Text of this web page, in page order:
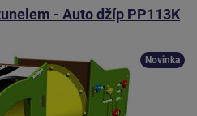
- Auto džíp PP113K
Novinka